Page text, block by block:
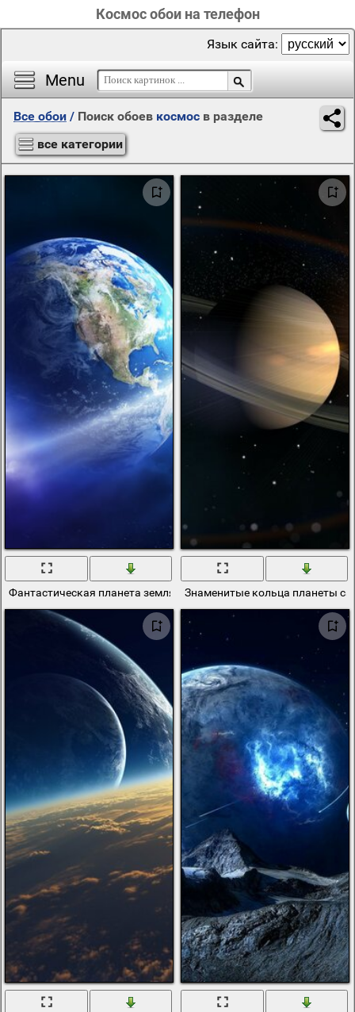
Космос обои на телефон
Menu
Язык сайта:
Все обои / Поиск обоев космос в разделе
все категории
Фантастическая планета земля в космосеЗнаменитые кольца планеты